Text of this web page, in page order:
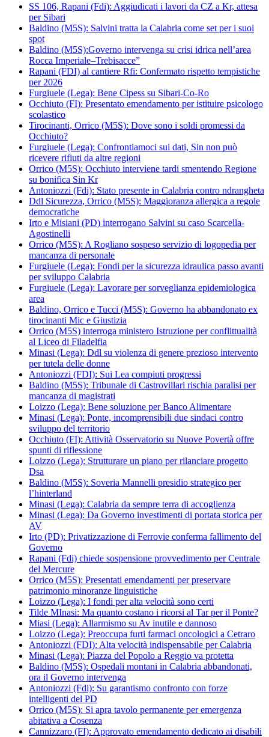
SS 106, Rapani (Fdi): Aggiudicati i lavori da CZ a Kr, attesa
per Sibari
Baldino (M5S): Salvini tratta la Calabria come set per i suoi
spot
Baldino (M5S):Governo intervenga su crisi idrica nell’area
Rocca Imperiale–Trebisacce”
Rapani (FDI) al cantiere Rfi: Confermato rispetto tempistiche
per 2026
Furgiuele (Lega): Bene Cipess su Sibari-Co-Ro
Occhiuto (FI): Presentato emendamento per istituire psicologo
scolastico
Tirocinanti, Orrico (M5S): Dove sono i soldi promessi da
Occhiuto?
Furgiuele (Lega): Confrontiamoci sui dati, Sin non può
ricevere rifiuti da altre regioni
Orrico (M5S): Occhiuto interviene tardi smentendo Regione
su bonifica Sin Kr
Antoniozzi (Fdi): Stato presente in Calabria contro ndrangheta
Ddl Sicurezza, Orrico (M5S): Maggioranza allergica a regole
democratiche
Irto e Misiani (PD) interrogano Salvini su caso Scarcella-
Agostinelli
Orrico (M5S): A Rogliano sospeso servizio di logopedia per
mancanza di personale
Furgiuele (Lega): Fondi per la sicurezza idraulica passo avanti
per sviluppo Calabria
Furgiuele (Lega): Lavorare per sorveglianza epidemiologica
area
Baldino, Orrico e Tucci (M5S): Governo ha abbandonato ex
tirocinanti Mic e Giustizia
Orrico (M5S) interroga ministero Istruzione per conflittualità
al Liceo di Filadelfia
Minasi (Lega): Ddl su violenza di genere prezioso intervento
per tutela delle donne
Antoniozzi (FDI): Sui Lea compiuti progressi
Baldino (M5S): Tribunale di Castrovillari rischia paralisi per
mancanza di magistrati
Loizzo (Lega): Bene soluzione per Banco Alimentare
Minasi (Lega): Ponte, incomprensibili due sindaci contro
sviluppo del territorio
Occhiuto (FI): Attività Osservatorio su Nuove Povertà offre
spunti di riflessione
Loizzo (Lega): Strutturare un piano per rilanciare progetto
Dsa
Baldino (M5S): Soveria Mannelli presidio strategico per
l’hinterland
Minasi (Lega): Calabria da sempre terra di accoglienza
Minasi (Lega): Da Governo investimenti di portata storica per
AV
Irto (PD): Privatizzazione di Ferrovie conferma fallimento del
Governo
Rapani (Fdi) chiede sospensione provvedimento per Centrale
del Mercure
Orrico (M5S): Presentati emendamenti per preservare
patrimonio minoranze linguistiche
Loizzo (Lega): I fondi per alta velocità sono certi
Tilde MInasi: Ma quanto costano i ricorsi al Tar per il Ponte?
Miasi (Lega): Allarmismo su Av inutile e dannoso
Loizzo (Lega): Preoccupa furti farmaci oncologici a Cetraro
Antoniozzi (FDI): Alta velocità indispensabile per Calabria
Minasi (Lega): Piazza del Popolo a Reggio va protetta
Baldino (M5S): Ospedali montani in Calabria abbandonati,
ora il Governo intervenga
Antoniozzi (Fdi): Su garantismo confronto con forze
intelligenti del PD
Orrico (M5S): Si apra tavolo permanente per emergenza
abitativa a Cosenza
Cannizzaro (FI): Approvato emendamento dedicato ai disabili